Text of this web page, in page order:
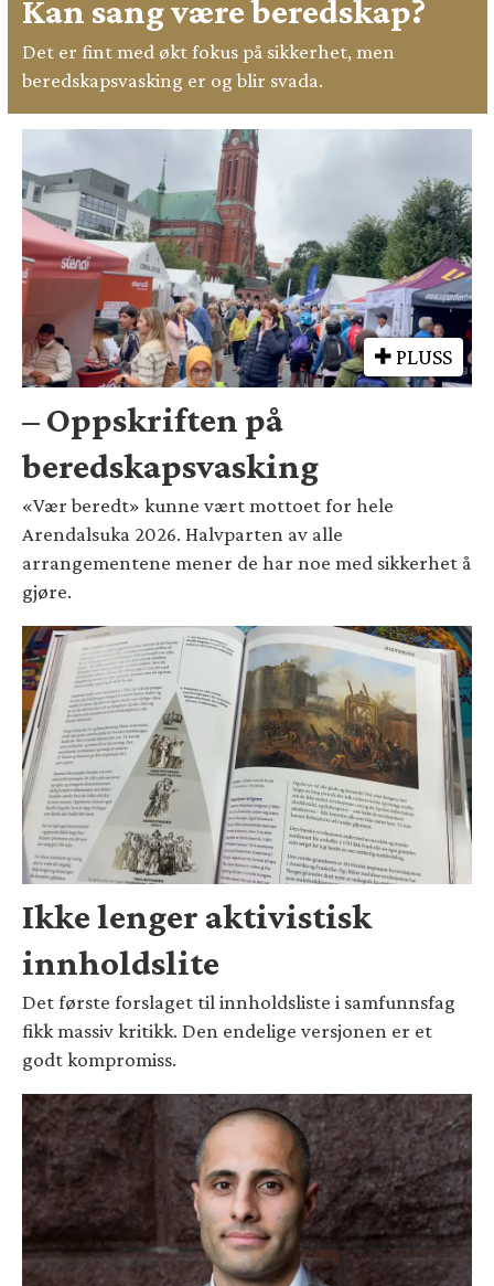
Kan sang være beredskap?
Det er fint med økt fokus på sikkerhet, men
beredskapsvasking er og blir svada.
PLUSS
– Oppskriften på
beredskapsvasking
«Vær beredt» kunne vært mottoet for hele
Arendalsuka 2026. Halvparten av alle
arrangementene mener de har noe med sikkerhet å
gjøre.
Ikke lenger aktivistisk
innholdslite
Det første forslaget til innholdsliste i samfunnsfag
fikk massiv kritikk. Den endelige versjonen er et
godt kompromiss.